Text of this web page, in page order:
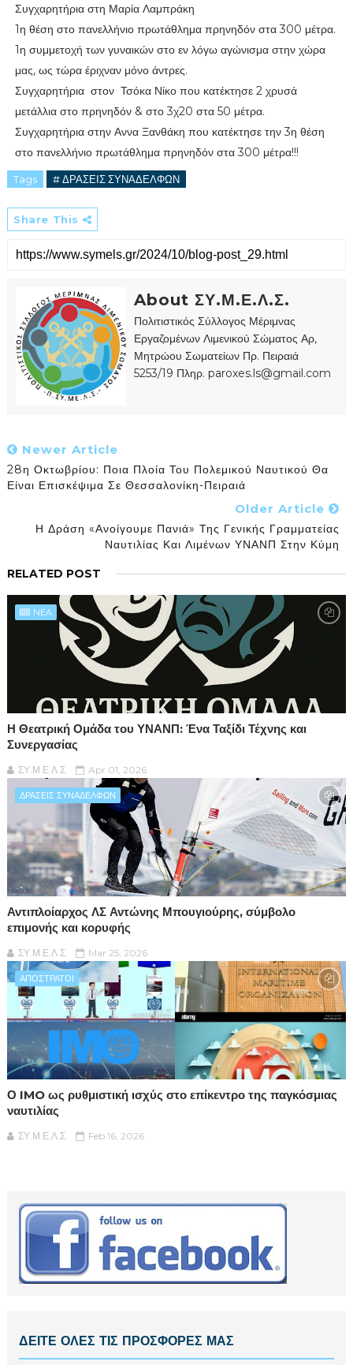
Συγχαρητήρια στη Μαρία Λαμπράκη
1η θέση στο πανελλήνιο πρωτάθλημα πρηνηδόν στα 300 μέτρα.
1η συμμετοχή των γυναικών στο εν λόγω αγώνισμα στην χώρα
μας, ως τώρα έριχναν μόνο άντρες.
Συγχαρητήρια στον Τσόκα Νίκο που κατέκτησε 2 χρυσά
μετάλλια στο πρηνηδόν & στο 3χ20 στα 50 μέτρα.
Συγχαρητήρια στην Αννα Ξανθάκη που κατέκτησε την 3η θέση
στο πανελλήνιο πρωτάθλημα πρηνηδόν στα 300 μέτρα!!!
Tags # ΔΡΑΣΕΙΣ ΣΥΝΑΔΕΛΦΩΝ
Share This
About ΣΥ.Μ.Ε.Λ.Σ.
Πολιτιστικός Σύλλογος Μέριμνας
Εργαζομένων Λιμενικού Σώματος Αρ,
Μητρώου Σωματείων Πρ. Πειραιά
5253/19 Πληρ. paroxes.ls@gmail.com
Newer Article
28η Οκτωβρίου: Ποια Πλοία Του Πολεμικού Ναυτικού Θα
Είναι Επισκέψιμα Σε Θεσσαλονίκη-Πειραιά
Older Article
Η Δράση «Ανοίγουμε Πανιά» Της Γενικής Γραμματείας
Ναυτιλίας Και Λιμένων ΥΝΑΝΠ Στην Κύμη
RELATED POST
NEA
Η Θεατρική Ομάδα του ΥΝΑΝΠ: Ένα Ταξίδι Τέχνης και
Συνεργασίας
ΣΥ.Μ.Ε.Λ.Σ. Apr 01, 2026
ΔΡΑΣΕΙΣ ΣΥΝΑΔΕΛΦΩΝ
Αντιπλοίαρχος ΛΣ Αντώνης Μπουγιούρης, σύμβολο
επιμονής και κορυφής
ΣΥ.Μ.Ε.Λ.Σ. Mar 25, 2026
ΑΠΟΣΤΡΑΤΟΙ
Ο IMO ως ρυθμιστική ισχύς στο επίκεντρο της παγκόσμιας
ναυτιλίας
ΣΥ.Μ.Ε.Λ.Σ. Feb 16, 2026
ΔΕΙΤΕ ΟΛΕΣ ΤΙΣ ΠΡΟΣΦΟΡΕΣ ΜΑΣ